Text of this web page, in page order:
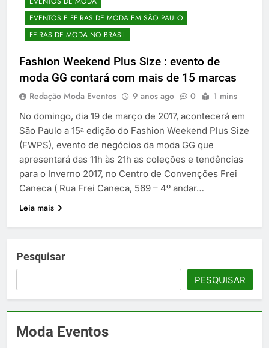
EVENTOS E FEIRAS DE MODA EM SÃO PAULO
FEIRAS DE MODA NO BRASIL
Fashion Weekend Plus Size : evento de
moda GG contará com mais de 15 marcas
Redação Moda Eventos 9 anos ago 0 1 mins
No domingo, dia 19 de março de 2017, acontecerá em
São Paulo a 15ᵃ edição do Fashion Weekend Plus Size
(FWPS), evento de negócios da moda GG que
apresentará das 11h às 21h as coleções e tendências
para o Inverno 2017, no Centro de Convenções Frei
Caneca ( Rua Frei Caneca, 569 – 4º andar…
Leia mais
Pesquisar
PESQUISAR
Moda Eventos